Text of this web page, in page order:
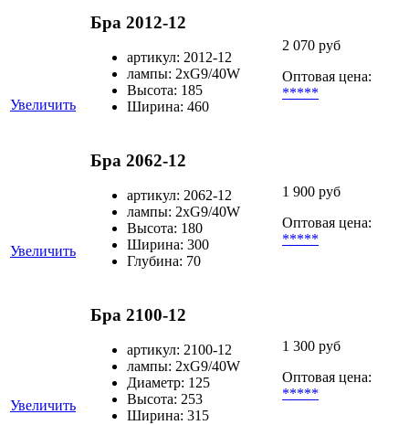
Увеличить
Бра 2012-12
артикул: 2012-12
лампы: 2хG9/40W
Высота: 185
Ширина: 460
2 070 руб
Оптовая цена:
*****
Увеличить
Бра 2062-12
артикул: 2062-12
лампы: 2хG9/40W
Высота: 180
Ширина: 300
Глубина: 70
1 900 руб
Оптовая цена:
*****
Увеличить
Бра 2100-12
артикул: 2100-12
лампы: 2xG9/40W
Диаметр: 125
Высота: 253
Ширина: 315
1 300 руб
Оптовая цена:
*****